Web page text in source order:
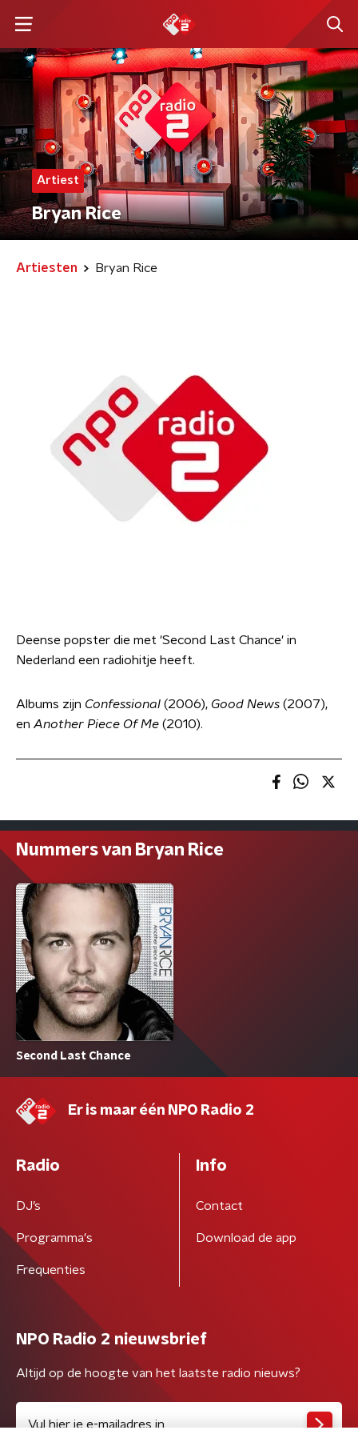
Artiest
Bryan Rice
Artiesten Bryan Rice
Deense popster die met 'Second Last Chance' in
Nederland een radiohitje heeft.
Albums zijn Confessional (2006), Good News (2007),
en Another Piece Of Me (2010).
Nummers van Bryan Rice
Second Last Chance
Er is maar één NPO Radio 2
Radio
DJ’s
Programma's
Frequenties
Info
Contact
Download de app
NPO Radio 2 nieuwsbrief
Altijd op de hoogte van het laatste radio nieuws?